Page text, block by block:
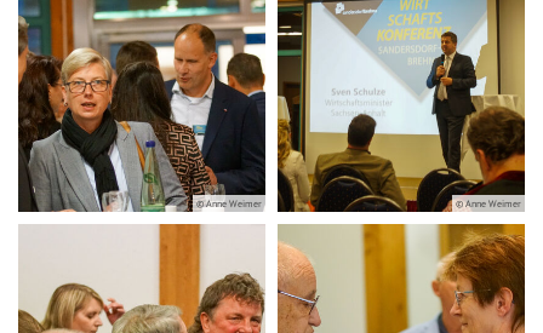
© Anne Weimer © Anne Weimer